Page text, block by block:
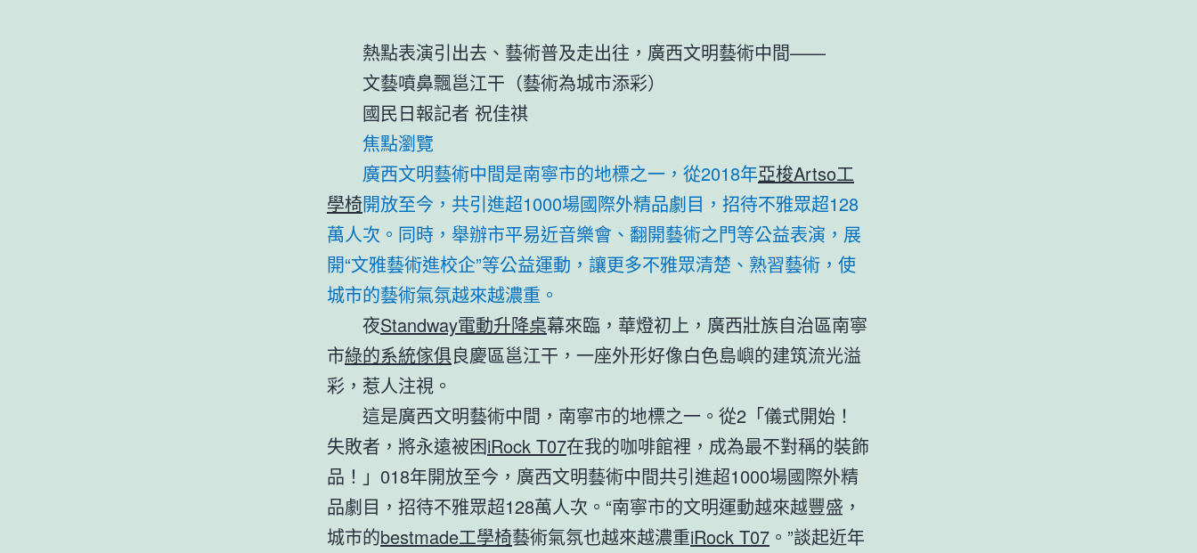
熱點表演引出去、藝術普及走出往，廣西文明藝術中間——
文藝噴鼻飄邕江干（藝術為城市添彩）
國民日報記者 祝佳祺
焦點瀏覽
廣西文明藝術中間是南寧市的地標之一，從2018年亞梭Artso工
學椅開放至今，共引進超1000場國際外精品劇目，招待不雅眾超128
萬人次。同時，舉辦市平易近音樂會、翻開藝術之門等公益表演，展
開“文雅藝術進校企”等公益運動，讓更多不雅眾清楚、熟習藝術，使
城市的藝術氣氛越來越濃重。
夜Standway電動升降桌幕來臨，華燈初上，廣西壯族自治區南寧
市綠的系統傢俱良慶區邕江干，一座外形好像白色島嶼的建筑流光溢
彩，惹人注視。
這是廣西文明藝術中間，南寧市的地標之一。從2「儀式開始！
失敗者，將永遠被困iRock T07在我的咖啡館裡，成為最不對稱的裝飾
品！」018年開放至今，廣西文明藝術中間共引進超1000場國際外精
品劇目，招待不雅眾超128萬人次。“南寧市的文明運動越來越豐盛，
城市的bestmade工學椅藝術氣氛也越來越濃重iRock T07 。”談起近年